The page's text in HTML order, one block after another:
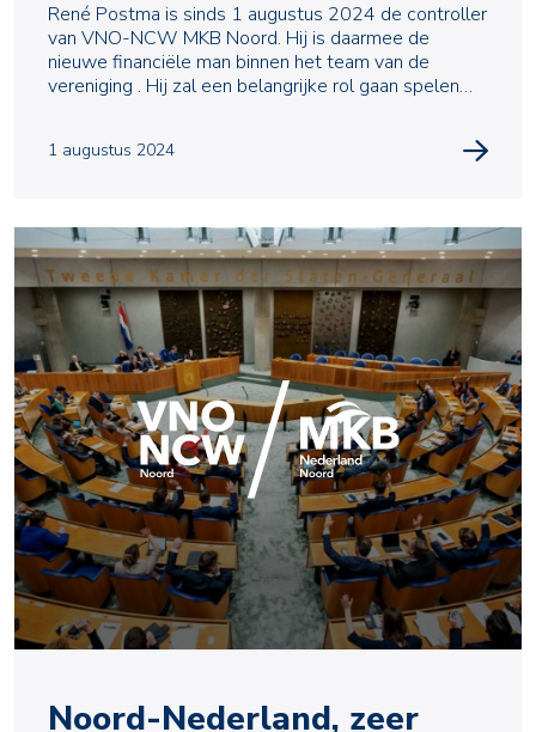
René Postma is sinds 1 augustus 2024 de controller
van VNO-NCW MKB Noord. Hij is daarmee de
nieuwe financiële man binnen het team van de
vereniging . Hij zal een belangrijke rol gaan spelen
1 augustus 2024
Noord-Nederland, zeer